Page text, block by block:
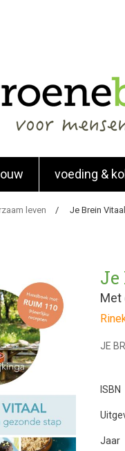
voeding &
leven Je Brein Vitaal
Je
Met
JE
ISBN
Jaar